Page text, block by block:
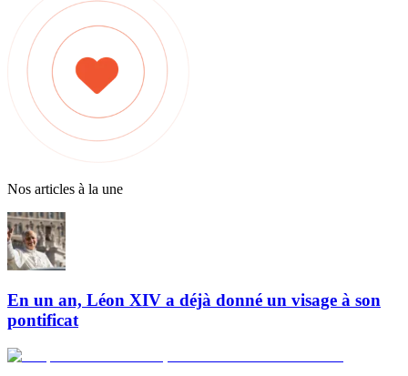
Nos articles à la une
En un an, Léon XIV a déjà donné un visage à son
pontificat